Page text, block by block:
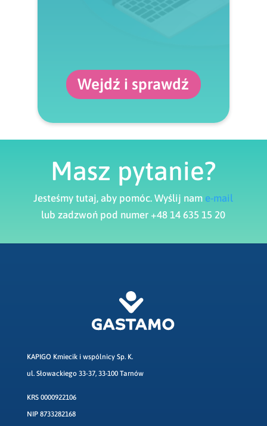
Wejdź i sprawdź
Masz pytanie?
Jesteśmy tutaj, aby pomóc. Wyślij nam e-mail
lub zadzwoń pod numer +48 14 635 15 20
KAPIGO Kmiecik i wspólnicy Sp. K.
ul. Słowackiego 33-37, 33-100 Tarnów
KRS 0000922106
NIP 8733282168